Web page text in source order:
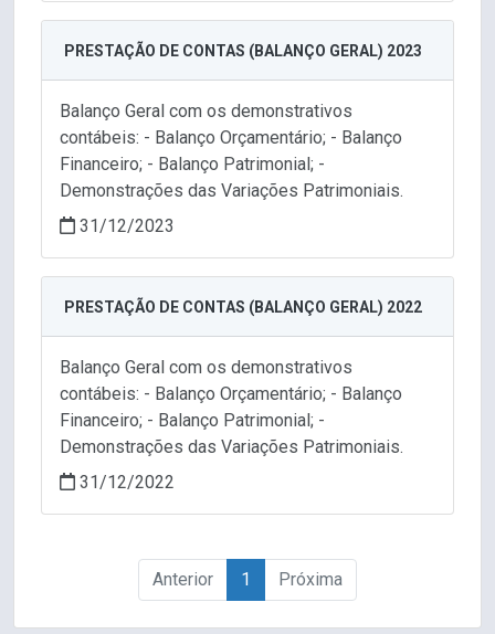
PRESTAÇÃO DE CONTAS (BALANÇO GERAL) 2023
Balanço Geral com os demonstrativos
contábeis: - Balanço Orçamentário; - Balanço
Financeiro; - Balanço Patrimonial; -
Demonstrações das Variações Patrimoniais.
31/12/2023
PRESTAÇÃO DE CONTAS (BALANÇO GERAL) 2022
Balanço Geral com os demonstrativos
contábeis: - Balanço Orçamentário; - Balanço
Financeiro; - Balanço Patrimonial; -
Demonstrações das Variações Patrimoniais.
31/12/2022
Anterior 1 Próxima